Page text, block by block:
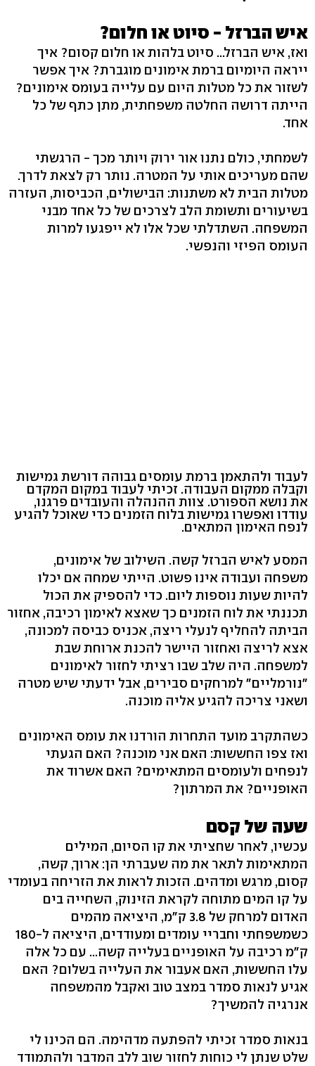
איש הברזל - סיוט או חלום?
ואז, איש הברזל... סיוט בלהות או חלום קסום? איך
ייראה היומיום ברמת אימונים מוגברת? איך אפשר
לשזור את כל מטלות היום עם עלייה בעומס אימונים?
הייתה דרושה החלטה משפחתית, מתן כתף של כל
אחד.
לשמחתי, כולם נתנו אור ירוק ויותר מכך - הרגשתי
שהם מעריכים אותי על המטרה. נותר רק לצאת לדרך.
מטלות הבית לא משתנות: הבישולים, הכביסות, העזרה
בשיעורים ותשומת הלב לצרכים של כל אחד מבני
המשפחה. השתדלתי שכל אלו לא ייפגעו למרות
העומס הפיזי והנפשי.
לעבוד ולהתאמן ברמת עומסים גבוהה דורשת גמישות
וקבלה ממקום העבודה. זכיתי לעבוד במקום המקדם
את נושא הספורט. צוות ההנהלה והעובדים פרגנו,
עודדו ואפשרו גמישות בלוח הזמנים כדי שאוכל להגיע
לנפח האימון המתאים.
המסע לאיש הברזל קשה. השילוב של אימונים,
משפחה ועבודה אינו פשוט. הייתי שמחה אם יכלו
להיות שעות נוספות ליום. כדי להספיק את הכול
תכננתי את לוח הזמנים כך שאצא לאימון רכיבה, אחזור
הביתה להחליף לנעלי ריצה, אכניס כביסה למכונה,
אצא לריצה ואחזור היישר להכנת ארוחת שבת
למשפחה. היה שלב שבו רציתי לחזור לאימונים
"נורמליים" למרחקים סבירים, אבל ידעתי שיש מטרה
ושאני צריכה להגיע אליה מוכנה.
כשהתקרב מועד התחרות הורדנו את עומס האימונים
ואז צפו החששות: האם אני מוכנה? האם הגעתי
לנפחים ולעומסים המתאימים? האם אשרוד את
האופניים? את המרתון?
שעה של קסם
עכשיו, לאחר שחציתי את קו הסיום, המילים
המתאימות לתאר את מה שעברתי הן: ארוך, קשה,
קסום, מרגש ומדהים. הזכות לראות את הזריחה בעומדי
על קו המים מתוחה לקראת הזינוק, השחייה בים
האדום למרחק של 3.8 ק"מ, היציאה מהמים
כשמשפחתי וחבריי עומדים ומעודדים, היציאה ל-180
ק"מ רכיבה על האופניים בעלייה קשה... עם כל אלה
עלו החששות, האם אעבור את העלייה בשלום? האם
אגיע לנאות סמדר במצב טוב ואקבל מהמשפחה
אנרגיה להמשיך?
בנאות סמדר זכיתי להפתעה מדהימה. הם הכינו לי
שלט שנתן לי כוחות לחזור שוב ללב המדבר ולהתמודד